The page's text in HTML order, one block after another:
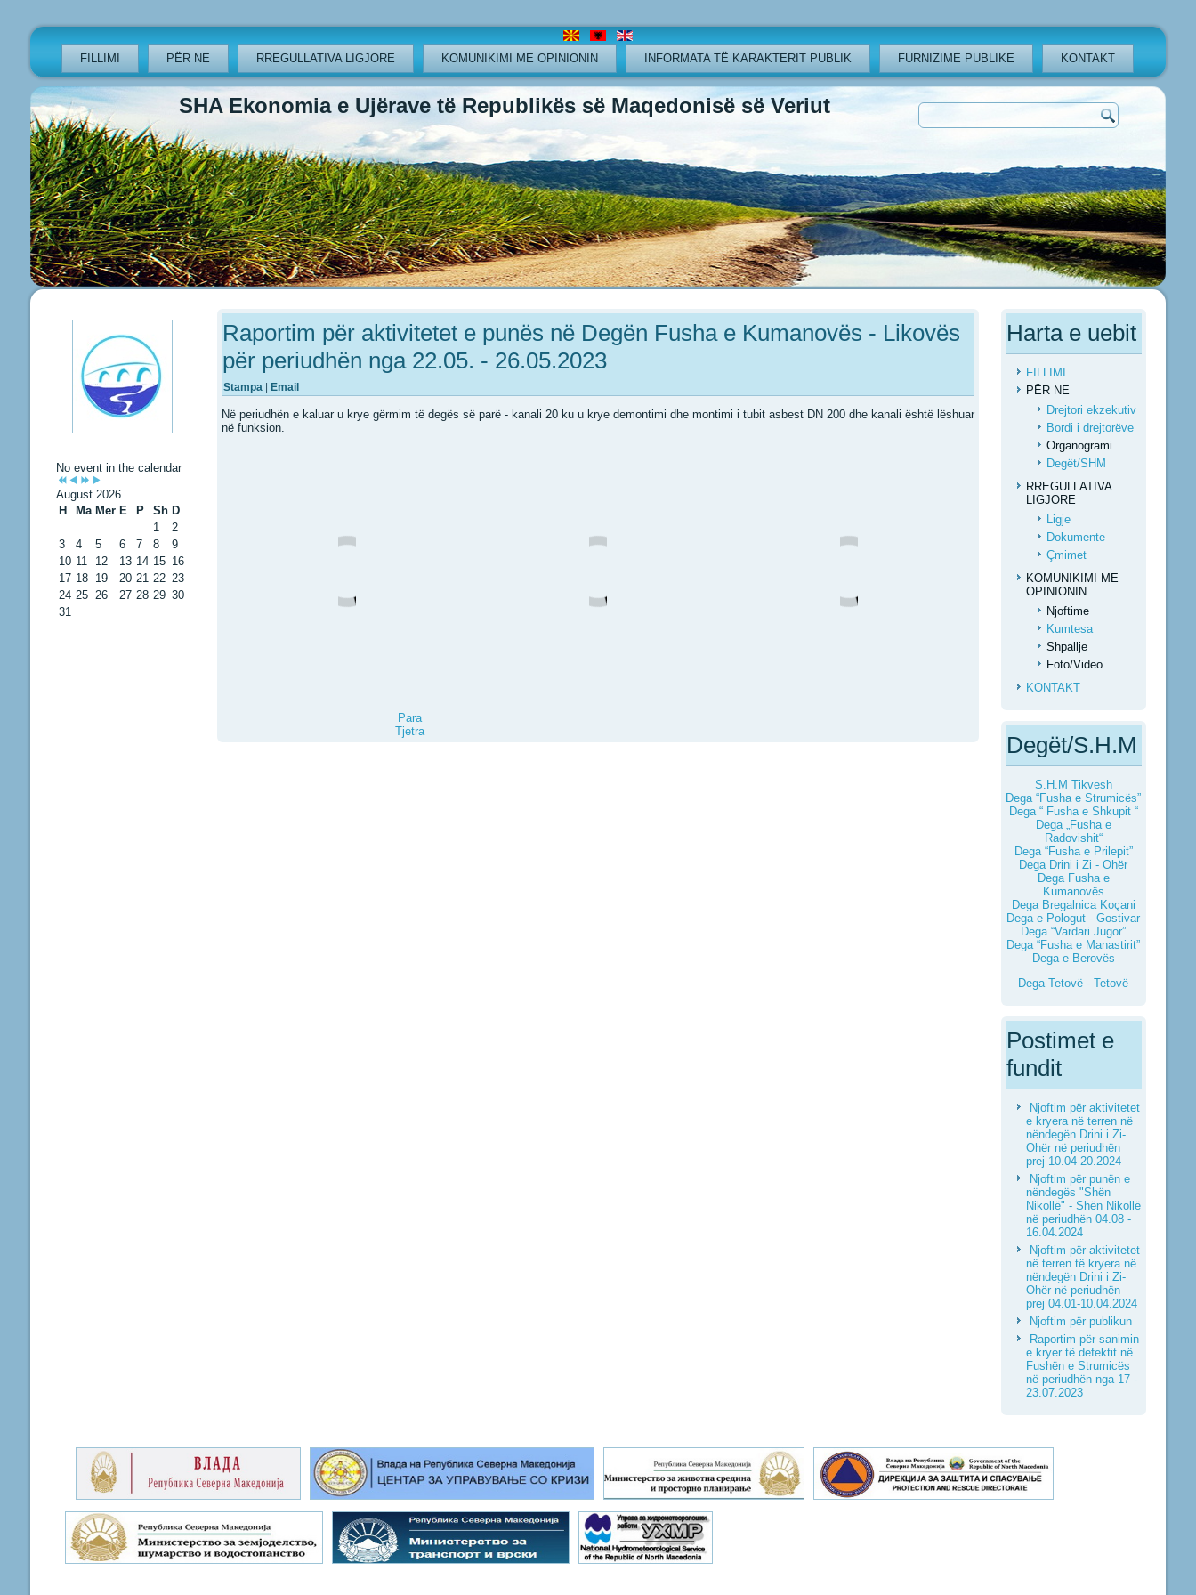
FILLIMI PËR NE RREGULLATIVA LIGJORE KOMUNIKIMI ME OPINIONIN INFORMATA TË KARAKTERIT PUBLIK FURNIZIME PUBLIKE KONTAKT
SHA Ekonomia e Ujërave të Republikës së Maqedonisë së Veriut
No event in the calendar
August 2026
H
Ma Mer E P Sh D
1
2
3
4 5 6 7 8
9
10 11 12 13 14 15 16
17 18 19 20 21 22 23
24 25 26 27 28 29 30
31
Raportim për aktivitetet e punës në Degën Fusha e Kumanovës - Likovës
për periudhën nga 22.05. - 26.05.2023
Stampa Email
Në periudhën e kaluar u krye gërmim të degës së parë - kanali 20 ku u krye demontimi dhe montimi i tubit asbest DN 200 dhe kanali është lëshuar
në funksion.
Para
Tjetra
Harta e uebit
FILLIMI
PËR NE
Drejtori ekzekutiv
Bordi i drejtorëve
Organogrami
Degët/SHM
RREGULLATIVA
LIGJORE
Ligje
Dokumente
Çmimet
KOMUNIKIMI ME
OPINIONIN
Njoftime
Kumtesa
Shpallje
Foto/Video
KONTAKT
Degët/S.H.M
S.H.M Tikvesh
Dega “Fusha e Strumicës”
Dega “ Fusha e Shkupit “
Dega „Fusha e
Radovishit“
Dega “Fusha e Prilepit”
Dega Drini i Zi - Ohër
Dega Fusha e
Kumanovës
Dega Bregalnica Koçani
Dega e Pologut - Gostivar
Dega “Vardari Jugor”
Dega “Fusha e Manastirit”
Dega e Berovës
Dega Tetovë - Tetovë
Postimet e
fundit
Njoftim për aktivitetet
e kryera në terren në
nëndegën Drini i Zi-
Ohër në periudhën
prej 10.04-20.2024
Njoftim për punën e
nëndegës "Shën
Nikollë" - Shën Nikollë
në periudhën 04.08 -
16.04.2024
Njoftim për aktivitetet
në terren të kryera në
nëndegën Drini i Zi-
Ohër në periudhën
prej 04.01-10.04.2024
Njoftim për publikun
Raportim për sanimin
e kryer të defektit në
Fushën e Strumicës
në periudhën nga 17 -
23.07.2023